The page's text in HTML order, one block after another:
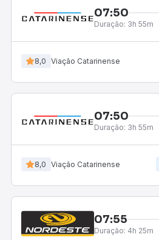
07:50
Duração: 3h 55m
8,0 Viação Catarinense
07:50
Duração: 3h 55m
8,0 Viação Catarinense
07:55
Duração: 4h 25m